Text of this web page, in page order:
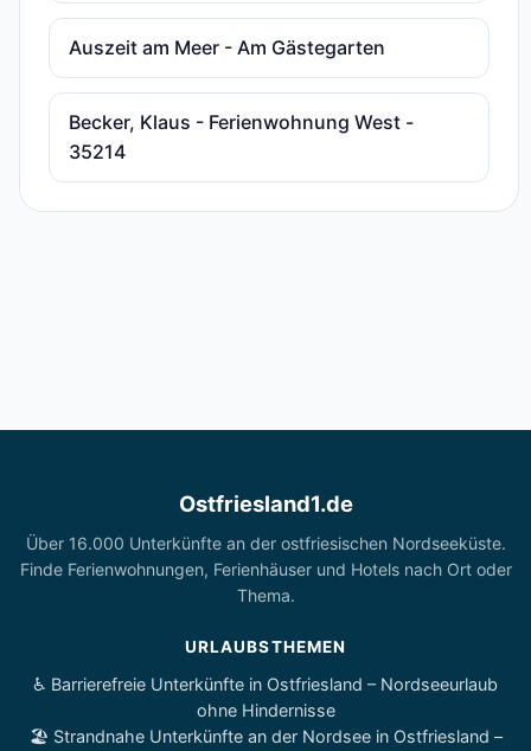
Auszeit am Meer - Am Gästegarten
Becker, Klaus - Ferienwohnung West -
35214
Ostfriesland1.de
Über 16.000 Unterkünfte an der ostfriesischen Nordseeküste.
Finde Ferienwohnungen, Ferienhäuser und Hotels nach Ort oder
Thema.
URLAUBSTHEMEN
♿ Barrierefreie Unterkünfte in Ostfriesland – Nordseeurlaub
ohne Hindernisse
🏖️ Strandnahe Unterkünfte an der Nordsee in Ostfriesland –